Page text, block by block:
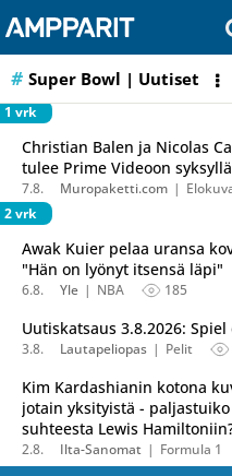
Super Bowl | Uutiset
1 vrk
Christian Balen ja Nicolas
tulee Prime Videoon syksyllä
7.8. Muropaketti.com
2 vrk
Awak Kuier pelaa uransa
"Hän on lyönyt itsensä läpi"
6.8. Yle NBA 185
Uutiskatsaus 3.8.2026:
3.8. Lautapeliopas Pelit
Kim Kardashianin kotona
jotain yksityistä -
suhteesta Lewis
2.8. Ilta-Sanomat Formula 1